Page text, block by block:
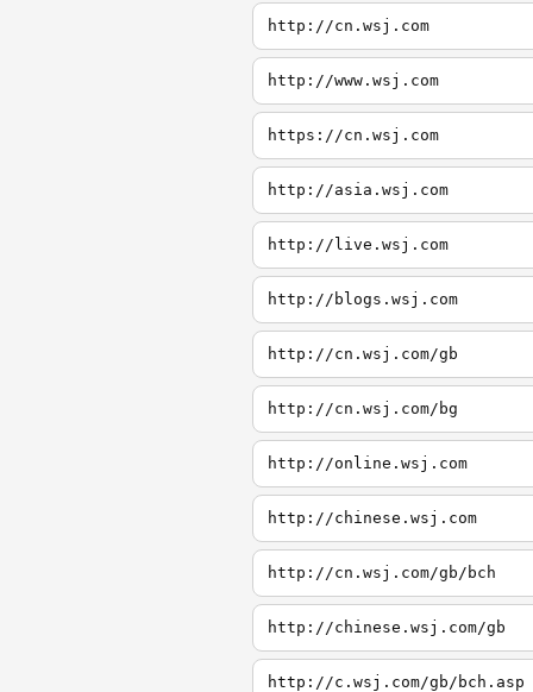
http://cn.wsj.com
http://www.wsj.com
https://cn.wsj.com
http://asia.wsj.com
http://live.wsj.com
http://blogs.wsj.com
http://cn.wsj.com/gb
http://cn.wsj.com/bg
http://online.wsj.com
http://chinese.wsj.com
http://cn.wsj.com/gb/bch
http://chinese.wsj.com/gb
http://c.wsj.com/gb/bch.asp